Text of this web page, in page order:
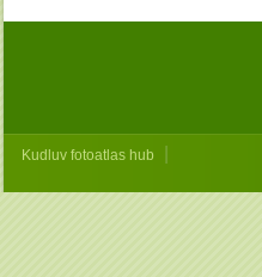
Kudluv fotoatlas hub